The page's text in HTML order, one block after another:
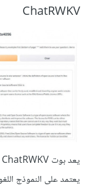
ChatRWKV